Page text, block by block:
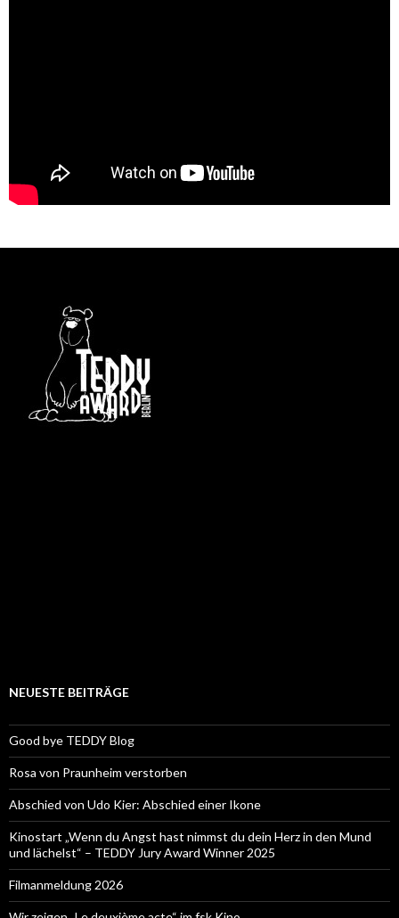
NEUESTE BEITRÄGE
Good bye TEDDY Blog
Rosa von Praunheim verstorben
Abschied von Udo Kier: Abschied einer Ikone
Kinostart „Wenn du Angst hast nimmst du dein Herz in den Mund
und lächelst“ – TEDDY Jury Award Winner 2025
Filmanmeldung 2026